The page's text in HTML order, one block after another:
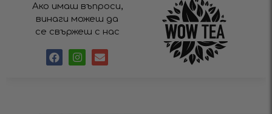
Ако имаш въпроси,
винаги можеш да
се свържеш с нас